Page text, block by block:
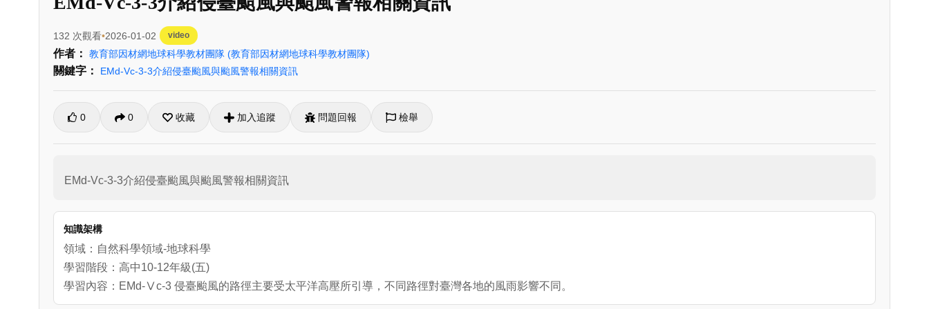
132 次觀看 2026-01-02 video
作者： 教育部因材網地球科學教材團隊 (教育部因材網地球科學教材團隊)
關鍵字： EMd-Vc-3-3介紹侵臺颱風與颱風警報相關資訊
0 0 收藏 加入追蹤 問題回報 檢舉
EMd-Vc-3-3介紹侵臺颱風與颱風警報相關資訊
知識架構
領域：自然科學領域-地球科學
學習階段：高中10-12年級(五)
學習內容：EMd-Ⅴc-3 侵臺颱風的路徑主要受太平洋高壓所引導，不同路徑對臺灣各地的風雨影響不同。